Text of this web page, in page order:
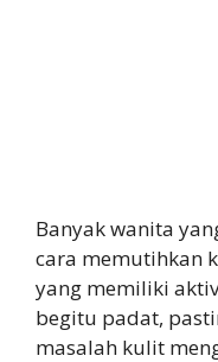
Banyak wanita
cara memutihkan
yang memiliki
begitu padat,
masalah kulit